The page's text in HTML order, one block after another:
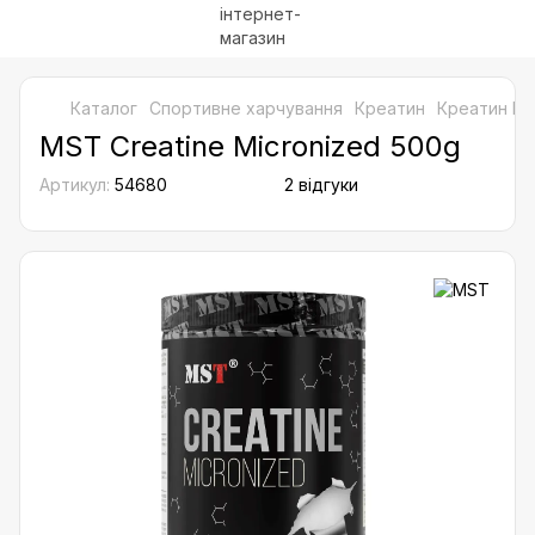
Каталог Спортивне харчування Креатин Креатин
MST Creatine Micronized 500g
Артикул: 54680 2 відгуки